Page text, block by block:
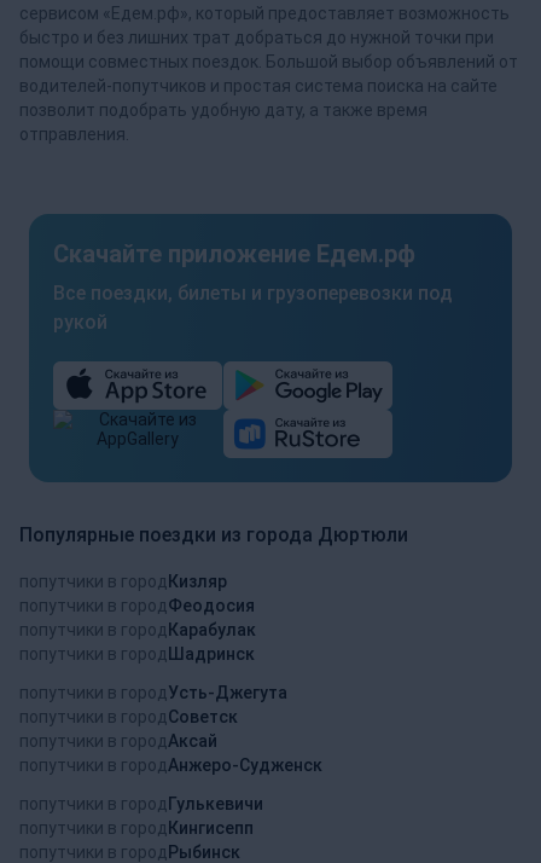
сервисом «Едем.рф», который предоставляет возможность
быстро и без лишних трат добраться до нужной точки при
помощи совместных поездок. Большой выбор объявлений от
водителей-попутчиков и простая система поиска на сайте
позволит подобрать удобную дату, а также время
отправления.
Скачайте приложение Едем.рф
Все поездки, билеты и грузоперевозки под
рукой
Популярные поездки из города Дюртюли
попутчики в город Кизляр
попутчики в городФеодосия
попутчики в город Карабулак
попутчики в город
Шадринск
попутчики в городУсть-Джегута
попутчики в городСоветск
попутчики в городАксай
попутчики в городАнжеро-Судженск
попутчики в город Гулькевичи
попутчики в город Кингисепп
попутчики в город Рыбинск